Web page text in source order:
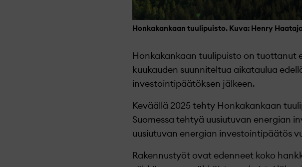
Honkakankaan tuulipuisto. Kuva: Henry Haataja
Honkakankaan tuulipuisto on tuottanut
kuukauden suunniteltua aikataulua
investointipäätöksen jälkeen.
Keväällä 2025 tehty Honkakankaan
Suomessa tehtyä uusiutuvan energian
uusiutuvan energian investointipäätös
Rakennustyöt ovat edenneet koko